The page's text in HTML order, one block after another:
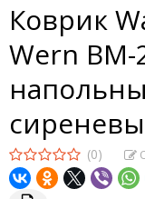
Коврик
Wern BM-
(0)